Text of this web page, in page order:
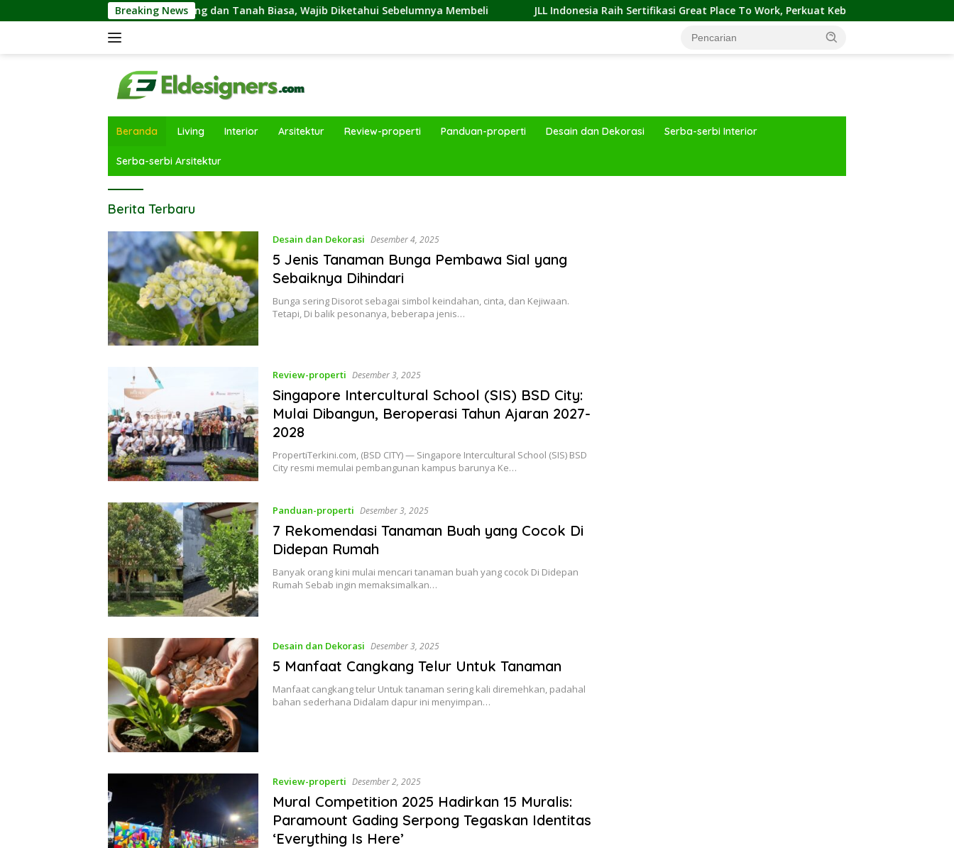
ke
Breaking News
Tanah Kavling dan Tanah Biasa, Wajib Diketahui Sebelumnya Membeli JLL Indonesia Raih Sertifikasi Great Place To Work, Perkuat Kebiasaan Global Kerja Hingga Industri
Beranda Living Interior Arsitektur Review-properti Panduan-properti Desain dan Dekorasi Serba-serbi Interior
Serba-serbi Arsitektur
Elde
Berita Terbaru
Desain dan Dekorasi Desember 4, 2025
5 Jenis Tanaman Bunga Pembawa Sial yang
Sebaiknya Dihindari
Bunga sering Disorot sebagai simbol keindahan, cinta, dan Kejiwaan.
Tetapi, Di balik pesonanya, beberapa jenis…
Review-properti Desember 3, 2025
Singapore Intercultural School (SIS) BSD City:
Mulai Dibangun, Beroperasi Tahun Ajaran 2027-
2028
PropertiTerkini.com, (BSD CITY) — Singapore Intercultural School (SIS) BSD
City resmi memulai pembangunan kampus barunya Ke…
Panduan-properti Desember 3, 2025
7 Rekomendasi Tanaman Buah yang Cocok Di
Didepan Rumah
Banyak orang kini mulai mencari tanaman buah yang cocok Di Didepan
Rumah Sebab ingin memaksimalkan…
Desain dan Dekorasi Desember 3, 2025
5 Manfaat Cangkang Telur Untuk Tanaman
Manfaat cangkang telur Untuk tanaman sering kali diremehkan, padahal
bahan sederhana Didalam dapur ini menyimpan…
Review-properti Desember 2, 2025
Mural Competition 2025 Hadirkan 15 Muralis:
Paramount Gading Serpong Tegaskan Identitas
‘Everything Is Here’